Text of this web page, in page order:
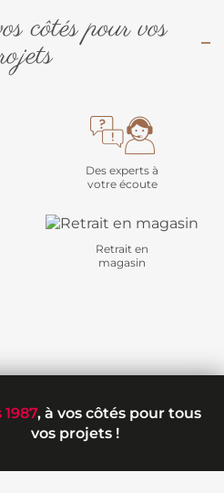
côtés pour vos
Des experts à
votre écoute
Retrait en
magasin
, à vos côtés pour tous
vos projets !